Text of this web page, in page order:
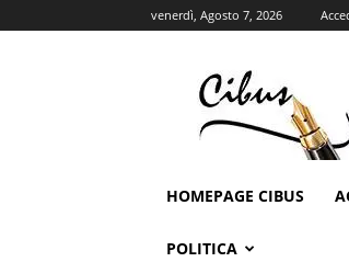
venerdì, Agosto 7, 2026
HOMEPAGE CIBUS
POLITICA